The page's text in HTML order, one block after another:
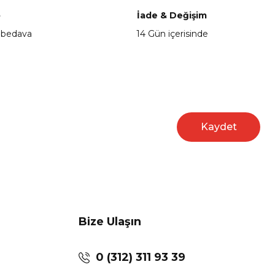
İade & Değişim
14 Gün içerisinde
Kaydet
Bize Ulaşın
0 (312) 311 93 39